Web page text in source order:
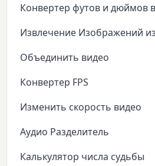
Конвертер футов и дюймов
Извлечение Изображений
Объединить видео
Конвертер FPS
Изменить скорость видео
Аудио Разделитель
Калькулятор числа судьбы